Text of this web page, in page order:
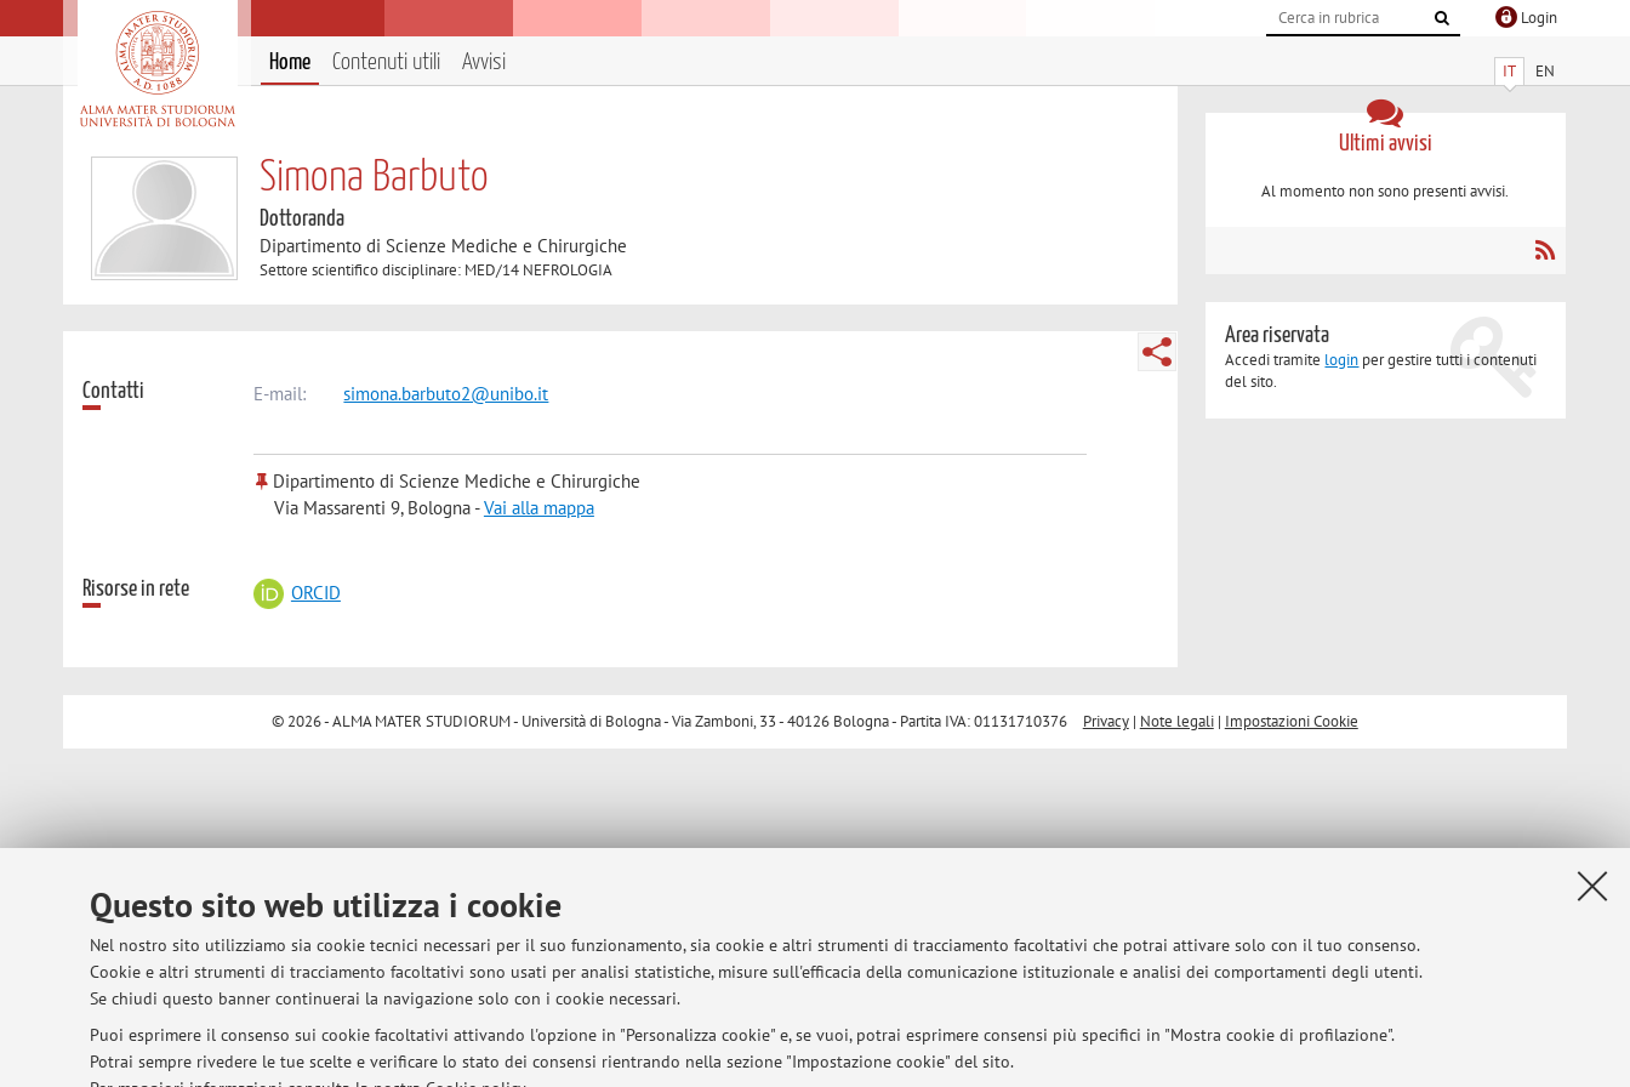
Questo sito web utilizza i cookie
Nel nostro sito utilizziamo sia cookie tecnici necessari per il suo funzionamento, sia cookie e altri strumenti di tracciamento facoltativi che potrai attivare solo con il tuo consenso.
Cookie e altri strumenti di tracciamento facoltativi sono usati per analisi statistiche, misure sull'efficacia della comunicazione istituzionale e analisi dei comportamenti degli utenti.
Se chiudi questo banner continuerai la navigazione solo con i cookie necessari.
Puoi esprimere il consenso sui cookie facoltativi attivando l'opzione in "Personalizza cookie" e, se vuoi, potrai esprimere consensi più specifici in "Mostra cookie di profilazione".
Potrai sempre rivedere le tue scelte e verificare lo stato dei consensi rientrando nella sezione "Impostazione cookie" del sito.
Login
IT EN
Home Contenuti utili Avvisi
Simona Barbuto
Dottoranda
Dipartimento di Scienze Mediche e Chirurgiche
Settore scientifico disciplinare: MED/14 NEFROLOGIA
Contatti E-mail: simona.barbuto2@unibo.it
Dipartimento di Scienze Mediche e Chirurgiche
Via Massarenti 9, Bologna -Vai alla mappa
Risorse in rete ORCID
Ultimi avvisi
Al momento non sono presenti avvisi.
Area riservata
Accedi tramite login per gestire tutti i contenuti
del sito.
© 2026 - ALMA MATER STUDIORUM - Università di Bologna - Via Zamboni, 33 - 40126 Bologna - Partita IVA: 01131710376 Privacy| Note legali| Impostazioni Cookie